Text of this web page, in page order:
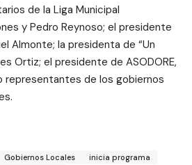
de la Liga Municipal
y Pedro Reynoso; el presidente
Almonte; la presidenta de “Un
Ortiz; el presidente de ASODORE,
representantes de los gobiernos
Gobiernos Locales
inicia programa